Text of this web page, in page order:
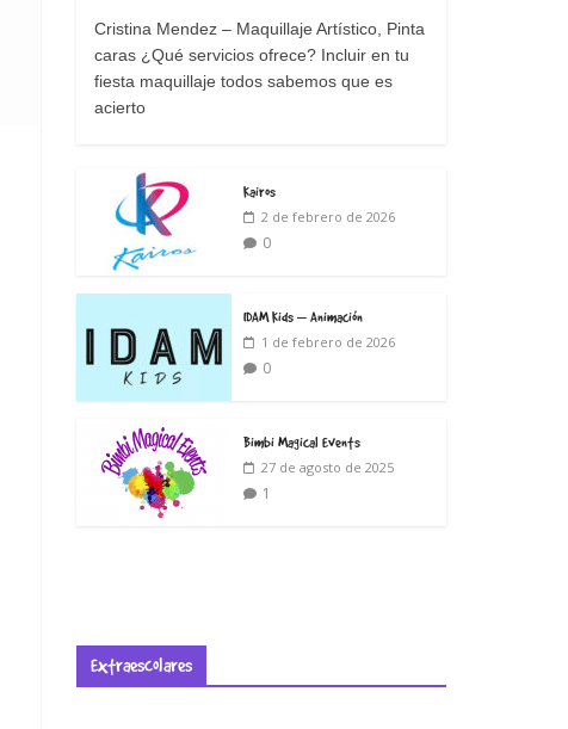
Cristina Mendez – Maquillaje Artístico, Pinta
caras ¿Qué servicios ofrece? Incluir en tu
fiesta maquillaje todos sabemos que es
acierto
Kairos
2 de febrero de 2026
0
IDAM Kids – Animación
1 de febrero de 2026
0
Bimbi Magical Events
27 de agosto de 2025
1
Extraescolares